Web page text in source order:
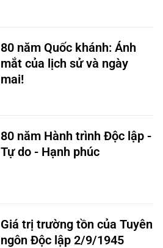
80 năm Quốc khánh: Ánh
mắt của lịch sử và ngày
mai!
80 năm Hành trình Độc lập -
Tự do - Hạnh phúc
Giá trị trường tồn của Tuyên
ngôn Độc lập 2/9/1945